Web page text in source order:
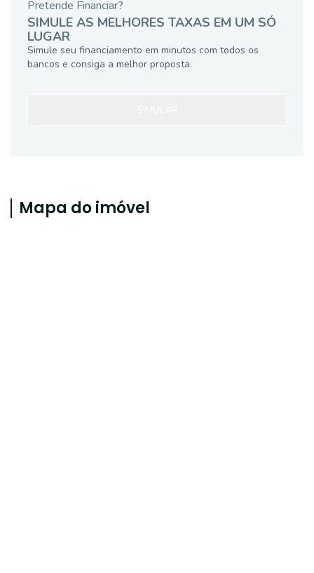
Pretende Financiar?
SIMULE AS MELHORES TAXAS EM UM SÓ
LUGAR
Simule seu financiamento em minutos com todos os
bancos e consiga a melhor proposta.
Mapa do imóvel